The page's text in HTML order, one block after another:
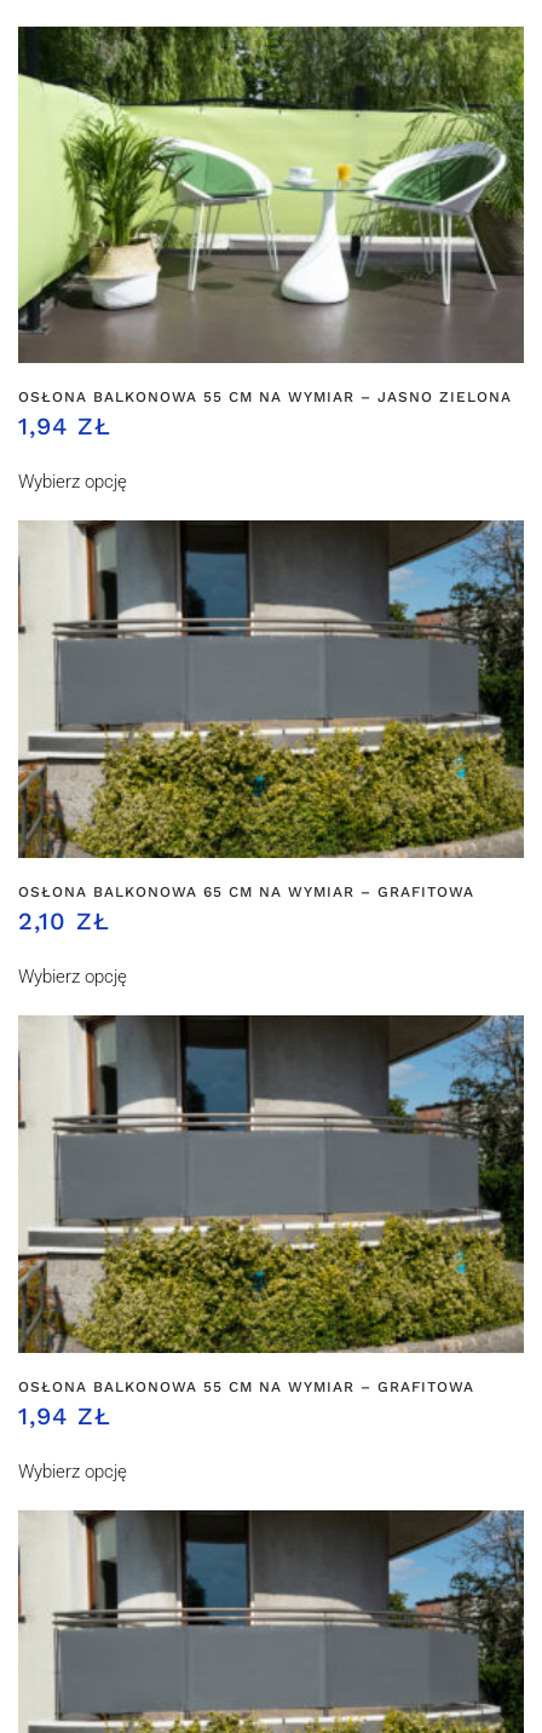
OSŁONA BALKONOWA 55 CM NA WYMIAR – JASNO ZIELONA
1,94 ZŁ
Wybierz opcję
OSŁONA BALKONOWA 65 CM NA WYMIAR – GRAFITOWA
2,10 ZŁ
Wybierz opcję
OSŁONA BALKONOWA 55 CM NA WYMIAR – GRAFITOWA
1,94 ZŁ
Wybierz opcję